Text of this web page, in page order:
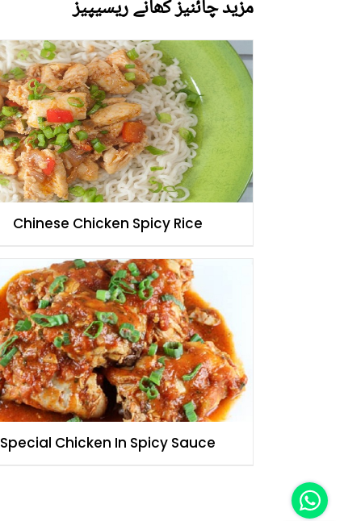
مزید چائنیز کھانے ریسیپیز
Chinese Chicken Spicy Rice
Special Chicken In Spicy Sauce